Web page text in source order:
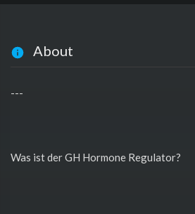
About
---
Was ist der GH Hormone Regulator?